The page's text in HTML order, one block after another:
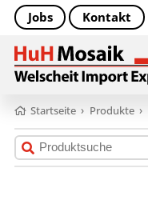
Jobs Kontakt
Startseite › Produkte ›